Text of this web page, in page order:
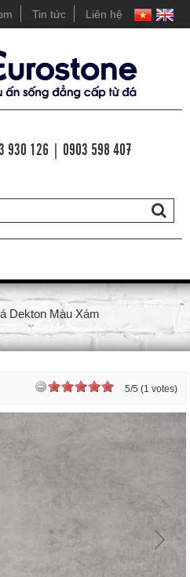
Tin tức Liên hệ
930 126 | 0903 598 407
Dekton Màu Xám
5/5 (1 votes)